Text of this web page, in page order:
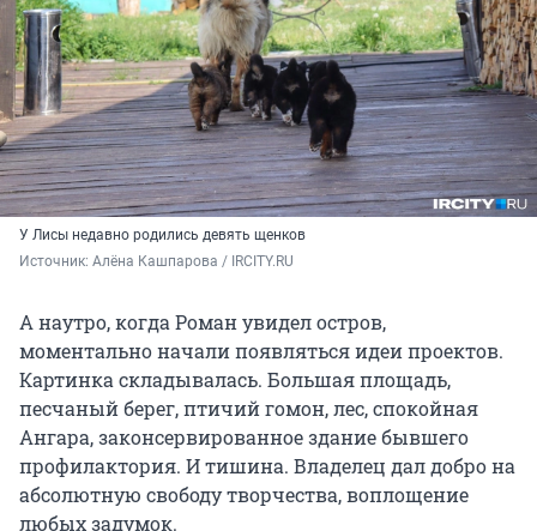
У Лисы недавно родились девять щенков
Источник: Алёна Кашпарова / IRCITY.RU
А наутро, когда Роман увидел остров,
моментально начали появляться идеи проектов.
Картинка складывалась. Большая площадь,
песчаный берег, птичий гомон, лес, спокойная
Ангара, законсервированное здание бывшего
профилактория. И тишина. Владелец дал добро на
абсолютную свободу творчества, воплощение
любых задумок.